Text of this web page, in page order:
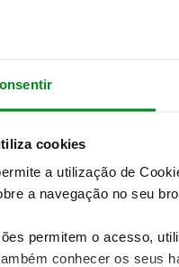
cookies
a utilização de
a navegação no seu
permitem o acesso,
conhecer os seus